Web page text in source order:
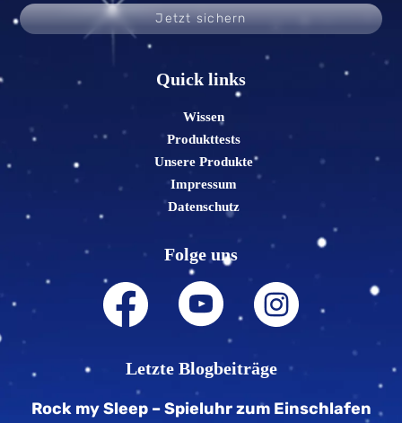
Jetzt sichern
Quick links
Wissen
Produkttests
Unsere Produkte
Impressum
Datenschutz
Folge uns
Letzte Blogbeiträge
Rock my Sleep – Spieluhr zum Einschlafen